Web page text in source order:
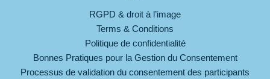
RGPD & droit à l’image
Terms & Conditions
Politique de confidentialité
Bonnes Pratiques pour la Gestion du Consentement
Processus de validation du consentement des participants